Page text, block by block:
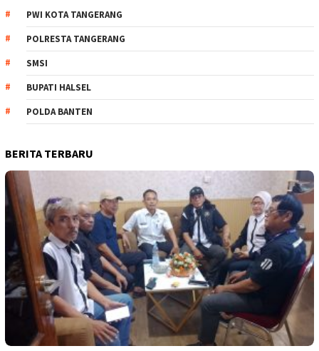
PWI KOTA TANGERANG
POLRESTA TANGERANG
SMSI
BUPATI HALSEL
POLDA BANTEN
BERITA TERBARU